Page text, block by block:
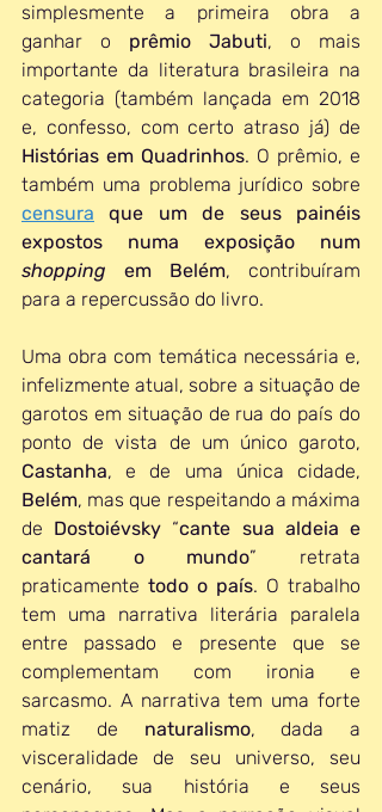
simplesmente a primeira obra a
ganhar o prêmio Jabuti, o mais
importante da literatura brasileira na
categoria (também lançada em 2018
Histórias em Quadrinhos. O prêmio, e
censura que um de seus painéis
shopping em Belém, contribuíram
para a repercussão do livro.
Uma obra com temática necessária e,
infelizmente atual, sobre a situação de
garotos em situação de rua do país do
ponto de vista de um único garoto,
Castanha
Belém, mas que respeitando a máxima
de Dostoiévsky “cante sua aldeia e
cantará o mundo” retrata
praticamente todo o país. O trabalho
tem uma narrativa literária paralela
entre passado e presente que se
complementam com ironia e
sarcasmo. A narrativa tem uma forte
matiz de naturalismo, dada a
visceralidade de seu universo, seu
cenário, sua história e seus